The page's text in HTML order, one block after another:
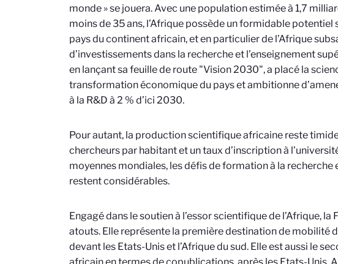
monde » se jouera. Avec une population estimée à 1,7
moins de 35 ans, l’Afrique possède un formidable potentiel
pays du continent africain, et en particulier de l’Afrique
d’investissements dans la recherche et l’enseignement
en lançant sa feuille de route "Vision 2030", a placé la
transformation économique du pays et ambitionne
à la R&D à 2 % d’ici 2030.
Pour autant, la production scientifique africaine reste
chercheurs par habitant et un taux d’inscription à
moyennes mondiales, les défis de formation à la
restent considérables.
Engagé dans le soutien à l’essor scientifique de l’Afrique,
atouts. Elle représente la première destination de mobilité
devant les Etats-Unis et l’Afrique du sud. Elle est aussi le